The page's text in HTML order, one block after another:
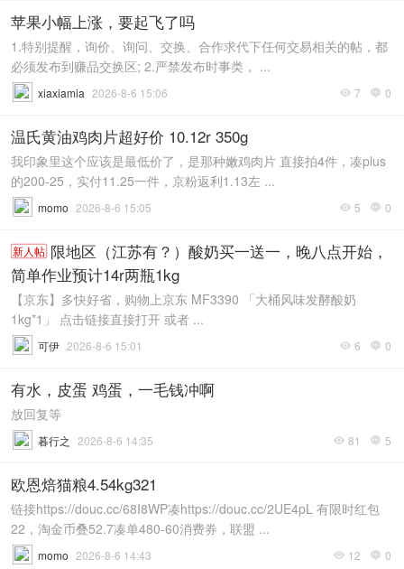
苹果小幅上涨，要起飞了吗
1.特别提醒，询价、询问、交换、合作求代下任何交易相关的帖，都
必须发布到赚品交换区; 2.严禁发布时事类， ...
 7  0
xiaxiamia 2026-8-6 15:06
温氏黄油鸡肉片超好价 10.12r 350g
我印象里这个应该是最低价了，是那种嫩鸡肉片 直接拍4件，凑plus
的200-25，实付11.25一件，京粉返利1.13左 ...
 5  0
momo 2026-8-6 15:05
新人帖 限地区（江苏有？）酸奶买一送一，晚八点开始，
简单作业预计14r两瓶1kg
【京东】多快好省，购物上京东 MF3390 「大桶风味发酵酸奶
1kg*1」 点击链接直接打开 或者 ...
 6  0
可伊 2026-8-6 15:01
有水，皮蛋 鸡蛋，一毛钱冲啊
放回复等
 81  5
暮行之 2026-8-6 14:35
欧恩焙猫粮4.54kg321
链接https://douc.cc/68I8WP凑https://douc.cc/2UE4pL 有限时红包
22，淘金币叠52.7凑单480-60消费券，联盟 ...
 12  0
momo 2026-8-6 14:43